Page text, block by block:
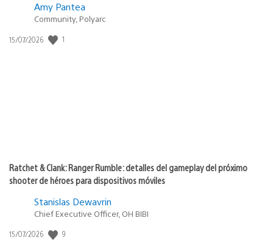
Amy Pantea
Community, Polyarc
Fecha
15/07/2026 1
Ratchet & Clank: Ranger Rumble: detalles del gameplay del próximo
shooter de héroes para dispositivos móviles
Stanislas Dewavrin
Chief Executive Officer, OH BIBI
Fecha
15/07/2026 9